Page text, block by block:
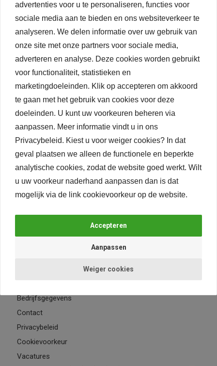
Houten lade Noten
hoogte 215-275 mm
Artikelnummer: Houten
tot 90 cm
€343,27
btw
Houten lade Noten
hoogte 295-395 mm
Artikelnummer: Houten
tot 90 cm
€417, 25
btw
Bedrijfsgegevens
Contact
Privacybeleid
Cookievoorkeur
Vacatures
advertenties voor u te personaliseren, functies voor
sociale media aan te bieden en ons websiteverkeer te
analyseren. We delen informatie over uw gebruik van
onze site met onze partners voor sociale media,
adverteren en analyse. Deze cookies worden gebruikt
voor functionaliteit, statistieken en
marketingdoeleinden. Klik op accepteren om akkoord
te gaan met het gebruik van cookies voor deze
doeleinden. U kunt uw voorkeuren beheren via
aanpassen. Meer informatie vindt u in ons
Privacybeleid. Kiest u voor weiger cookies? In dat
geval plaatsen we alleen de functionele en beperkte
analytische cookies, zodat de website goed werkt. Wilt
u uw voorkeur naderhand aanpassen dan is dat
mogelijk via de link cookievoorkeur op de website.
Weiger cookies